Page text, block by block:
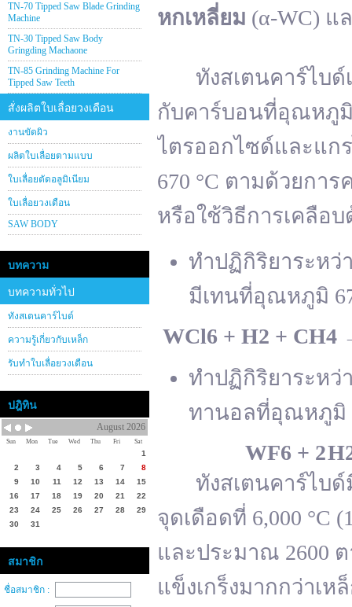
TN-70 Tipped Saw Blade Grinding
Machine
TN-30 Tipped Saw Body
Gringding Machaone
TN-85 Grinding Machine For
Tipped Saw Teeth
สั่งผลิตใบเลื่อยวงเดือน
งานขัดผิว
ผลิตใบเลื่อยตามแบบ
ใบเลื่อยตัดอลูมิเนียม
ใบเลื่อยวงเดือน
SAW BODY
บทความ
บทความทั่วไป
ทังสเตนคาร์ไบด์
ความรู้เกี่ยวกับเหล็ก
รับทำใบเลื่อยวงเดือน
ปฎิทิน
August 2026
Sun Mon Tue Wed Thu Fri Sat
1
2
3 4 5 6 7
8
9
10 11 12 13 14
15
16
17 18 19 20 21
22
23
24 25 26 27 28
29
30
31
สมาชิก
ชื่อสมาชิก :
หกเหลี่ยม (α-WC) แ
ทังสเตนคาร์ไบด์เ
กับคาร์บอนที่อุณหภูมิ
ไตรออกไซด์และแก
670 °C ตามด้วยกา
หรือใช้วิธีการเคลือบ
ทำปฏิกิริยาระหว่
มีเทนที่อุณหภูมิ
WCl6 + H2 + CH4
ทำปฏิกิริยาระหว่
ทานอลที่อุณหภูมิ
WF6 + 2 H
ทังสเตนคาร์ไบด์มี
จุดเดือดที่ 6,000 °C
และประมาณ 2600
แข็งเกร็งมากกว่าเ